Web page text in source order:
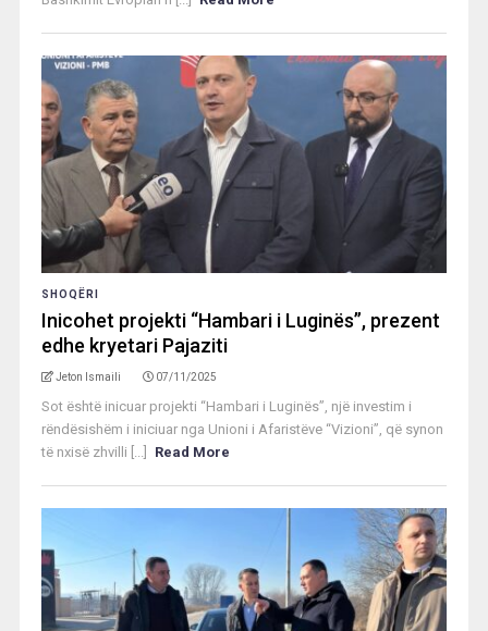
SHOQËRI
Inicohet projekti “Hambari i Luginës”, prezent
edhe kryetari Pajaziti
Jeton Ismaili 07/11/2025
Sot është inicuar projekti “Hambari i Luginës”, një investim i
rëndësishëm i iniciuar nga Unioni i Afaristëve “Vizioni”, që synon
të nxisë zhvilli [...]
Read More